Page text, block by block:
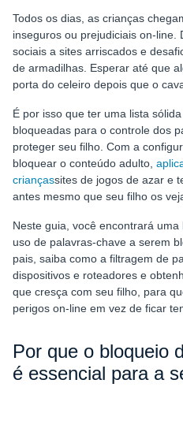
Todos os dias, as crianças
inseguros ou prejudiciais on-line.
sociais a sites arriscados e
de armadilhas. Esperar até que
porta do celeiro depois que o
É por isso que ter uma lista
bloqueadas para o controle dos
proteger seu filho. Com a
bloquear o conteúdo adulto,
criançassites de jogos de azar e
antes mesmo que seu filho os
Neste guia, você encontrará
uso de palavras-chave a serem
pais, saiba como a filtragem de
dispositivos e roteadores e
que cresça com seu filho, para
perigos on-line em vez de ficar
Por que o bloqueio
é essencial para a
Palavras-chave de discurso
60 termos)
Palavras-chave de desvio
termos)
Palavras-chave de desafios
Sites para maiores de 18
Palavras-chave específicas
bloqueadas
Palavras-chave do YouTube
Palavras-chave da
Gírias de mídia social para
Como implementar o
eficaz
Limitações do bloqueio de
Além das palavras-chave:
parental
Listas de palavras-chave